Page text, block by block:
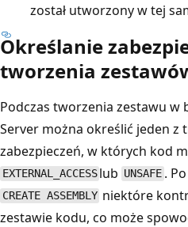
został utworzony w tej
Określanie
tworzenia
Podczas tworzenia zestawu w
Server można określić jeden
zabezpieczeń, w których kod
EXTERNAL_ACCESS lub UNSAFE .
CREATE ASSEMBLY niektóre
zestawie kodu, co może